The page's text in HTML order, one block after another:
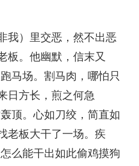
我）里交恶，然不出恶
板。他幽默，信末又
马场。割马肉，哪怕只
日方长，煎之何急
顶。心如刀绞，简直如
老板大干了一场。疾
么能干出如此偷鸡摸狗